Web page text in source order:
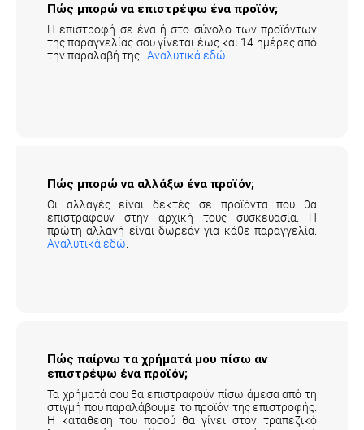
Πώς μπορώ να επιστρέψω ένα προϊόν;
Η επιστροφή σε ένα ή στο σύνολο των προϊόντων
της παραγγελίας σου γίνεται έως και 14 ημέρες από
την παραλαβή της. Αναλυτικά εδώ
Πώς μπορώ να αλλάξω ένα προϊόν;
Οι αλλαγές είναι δεκτές σε προϊόντα που θα
επιστραφούν στην αρχική τους συσκευασία. Η
πρώτη αλλαγή είναι δωρεάν για κάθε παραγγελία.
Αναλυτικά εδώ
Πώς παίρνω τα χρήματά μου πίσω αν
επιστρέψω ένα προϊόν;
Τα χρήματά σου θα επιστραφούν πίσω άμεσα από τη
στιγμή που παραλάβουμε το προϊόν της επιστροφής.
Η κατάθεση του ποσού θα γίνει στον τραπεζικό